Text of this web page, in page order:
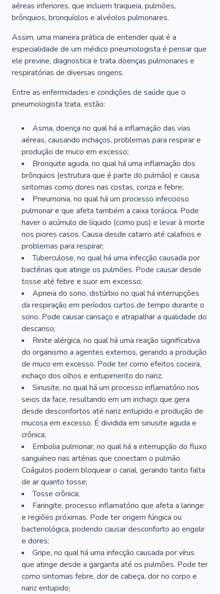
aéreas inferiores, que incluem traqueia, pulmões,
brônquios, bronquíolos e alvéolos pulmonares.
Assim, uma maneira prática de entender qual é a
especialidade de um médico pneumologista é pensar que
ele previne, diagnostica e trata doenças pulmonares e
respiratórias de diversas origens.
Entre as enfermidades e condições de saúde que o
pneumologista trata, estão:
Asma, doença no qual há a inflamação das vias
aéreas, causando inchaços, problemas para respirar e
produção de muco em excesso;
Bronquite aguda, no qual há uma inflamação dos
brônquios (estrutura que é parte do pulmão) e causa
sintomas como dores nas costas, coriza e febre;
Pneumonia, no qual há um processo infeccioso
pulmonar e que afeta também a caixa torácica. Pode
haver o acúmulo de líquido (como pus) e levar à morte
nos piores casos. Causa desde catarro até calafrios e
problemas para respirar;
Tuberculose, no qual há uma infecção causada por
bactérias que atinge os pulmões. Pode causar desde
tosse até febre e suor em excesso;
Apneia do sono, distúrbio no qual há interrupções
da respiração em períodos curtos de tempo durante o
sono. Pode causar cansaço e atrapalhar a qualidade do
descanso;
Rinite alérgica, no qual há uma reação significativa
do organismo a agentes externos, gerando a produção
de muco em excesso. Pode ter como efeitos coceira,
inchaço dos olhos e entupimento do nariz;
Sinusite, no qual há um processo inflamatório nos
seios da face, resultando em um inchaço que gera
desde desconfortos até nariz entupido e produção de
mucosa em excesso. É dividida em sinusite aguda e
crônica;
Embolia pulmonar, no qual há a interrupção do fluxo
sanguíneo nas artérias que conectam o pulmão.
Coágulos podem bloquear o canal, gerando tanto falta
de ar quanto tosse;
Tosse crônica;
Faringite, processo inflamatório que afeta a laringe
e regiões próximas. Pode ter origem fúngica ou
bacteriológica, podendo causar desconforto ao engolir
e dores;
Gripe, no qual há uma infecção causada por vírus
que atinge desde a garganta até os pulmões. Pode ter
como sintomas febre, dor de cabeça, dor no corpo e
nariz entupido;